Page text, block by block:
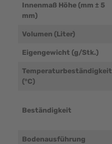
Innenmaß Höhe (mm ± 5
mm)
Volumen (Liter)
Eigengewicht (g/Stk.)
Temperaturbeständigkeit
(°C)
Beständigkeit
Bodenausführung